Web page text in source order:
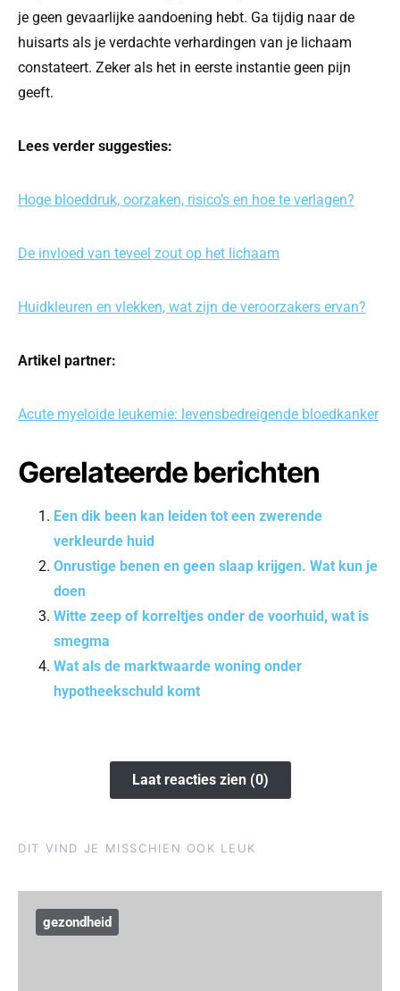
je geen gevaarlijke aandoening hebt. Ga tijdig naar de
huisarts als je verdachte verhardingen van je lichaam
constateert. Zeker als het in eerste instantie geen pijn
geeft.
Lees verder suggesties:
Hoge bloeddruk, oorzaken, risico’s en hoe te verlagen?
De invloed van teveel zout op het lichaam
Huidkleuren en vlekken, wat zijn de veroorzakers ervan?
Artikel partner:
Acute myeloide leukemie: levensbedreigende bloedkanker
Gerelateerde berichten
Een dik been kan leiden tot een zwerende
verkleurde huid
Onrustige benen en geen slaap krijgen. Wat kun je
doen
Witte zeep of korreltjes onder de voorhuid, wat is
smegma
Wat als de marktwaarde woning onder
hypotheekschuld komt
Laat reacties zien (0)
DIT VIND JE MISSCHIEN OOK LEUK
gezondheid